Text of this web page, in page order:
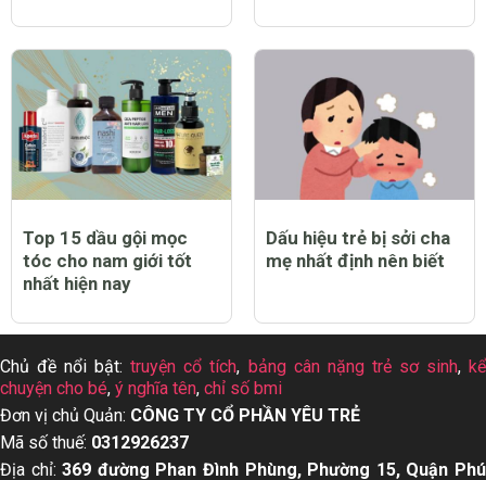
Top 15 dầu gội mọc
tóc cho nam giới tốt
nhất hiện nay
Dấu hiệu trẻ bị sởi cha
mẹ nhất định nên biết
Chủ đề nổi bật:truyện cổ tích, bảng cân nặng trẻ sơ sinh,kể
chuyện cho bé, ý nghĩa tên, chỉ số bmi
Đơn vị chủ Quản: CÔNG TY CỔ PHẦN YÊU TRẺ
Mã số thuế: 0312926237
Địa chỉ:369 đường Phan Đình Phùng, Phường 15, Quận Phú